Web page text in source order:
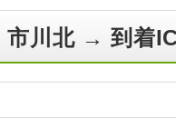
市川北 → 到着